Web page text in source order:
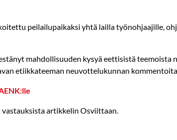
peilailupaikaksi yhtä lailla työnohjaajille,
mahdollisuuden kysyä eettisistä
etiikkateeman neuvottelukunnan
artikkelin Osviittaan.